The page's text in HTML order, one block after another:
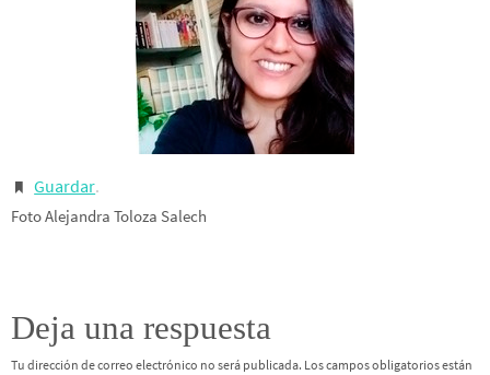
Guardar.
Foto Alejandra Toloza Salech
Deja una respuesta
Tu dirección de correo electrónico no será publicada. Los campos obligatorios están